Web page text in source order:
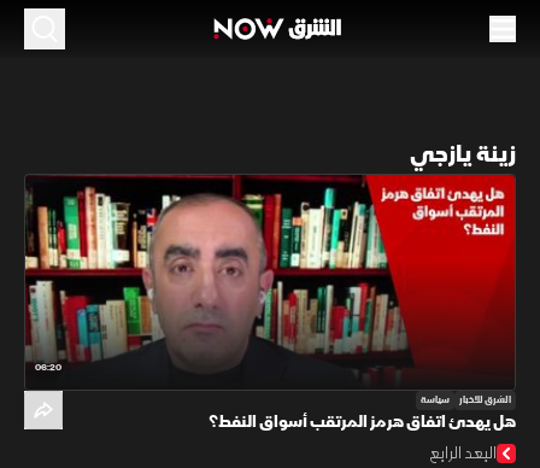
زينة يازجي
06:20
الشرق للأخبار سياسة
هل يهدئ اتفاق هرمز المرتقب أسواق النفط؟
البعد الرابع